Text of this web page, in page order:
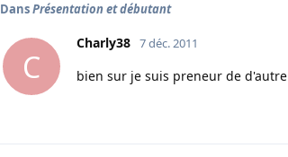
DansPrésentation et débutant
C
Charly38 7 déc. 2011
bien sur je suis preneur de